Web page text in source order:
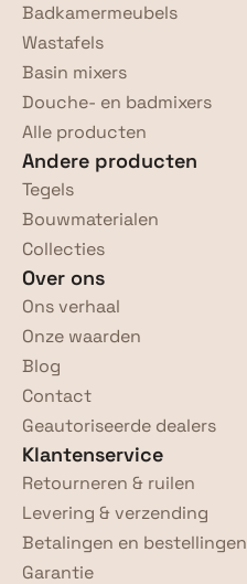
Badkamermeubels
Wastafels
Basin mixers
Douche- en badmixers
Alle producten
Andere producten
Tegels
Bouwmaterialen
Collecties
Over ons
Ons verhaal
Onze waarden
Blog
Contact
Geautoriseerde dealers
Klantenservice
Retourneren & ruilen
Levering & verzending
Betalingen en bestellingen
Garantie